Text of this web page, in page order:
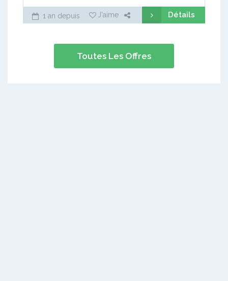
1 an depuis J'aime Détails
Toutes Les Offres